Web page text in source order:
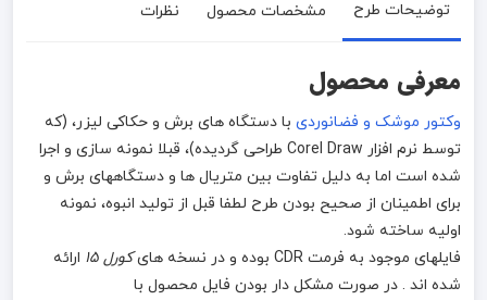
توضیحات طرح مشخصات محصول نظرات
معرفی محصول
وکتور موشک و فضانوردی با دستگاه های برش و حکاکی لیزر، (که
توسط نرم افزار Corel Draw طراحی گردیده)، قبلا نمونه سازی و اجرا
شده است اما به دلیل تفاوت بین متریال ها و دستگاههای برش و
برای اطمینان از صحیح بودن طرح لطفا قبل از تولید انبوه، نمونه
اولیه ساخته شود.
فایلهای موجود به فرمت CDR بوده و در نسخه های
کورل 15
ارائه
شده اند . در صورت مشکل دار بودن فایل محصول با